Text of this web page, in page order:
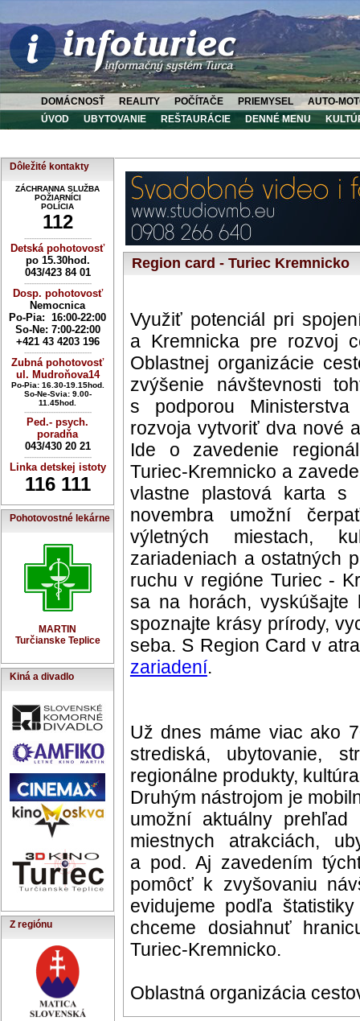
DOMÁCNOSŤ REALITY POČÍTAČE PRIEMYSEL
AUTO-
ÚVOD
UBYTOVANIE REŠTAURÁCIE DENNÉ MENU
Dôležité kontakty
ZÁCHRANNA SLUŽBA
POŽIARNÍCI
POLÍCIA
112
----------------------------
Detská pohotovosť
po 15.30hod.
043/423 84 01
----------------------------
Dosp. pohotovosť
Nemocnica
Po-Pia: 16:00-22:00
So-Ne: 7:00-22:00
+421 43 4203 196
----------------------------
Zubná pohotovosť
ul. Mudroňova14
Po-Pia: 16.30-19.15hod.
So-Ne-Svia: 9.00-
11.45hod.
----------------------------
Ped.- psych.
poradňa
043/430 20 21
----------------------------
Linka detskej istoty
116 111
Pohotovostné lekárne
MARTIN
Turčianske Teplice
Kiná a divadlo
Z regiónu
Region card - Turiec Kremnicko
Využiť potenciál pri
a Kremnicka pre rozvoj
Oblastnej organizácie
zvýšenie návštevnosti
s podporou
rozvoja vytvoriť dva nové
Ide o zavedenie
Turiec-Kremnicko a
vlastne plastová karta
novembra umožní
výletných miestach,
zariadeniach a ostatných
ruchu v regióne Turiec -
sa na horách, vyskúšajte
spoznajte krásy prírody,
seba. S Region Card v
zariadení.
Už dnes máme viac ako
strediská, ubytovanie,
regionálne produkty,
Druhým nástrojom je
umožní aktuálny prehľad
miestnych atrakciách,
a pod. Aj zavedením
pomôcť k zvyšovaniu
evidujeme podľa
chceme dosiahnuť
Turiec-Kremnicko.
Oblastná organizácia